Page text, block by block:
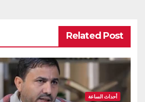
Related Post
أحداث الساعة